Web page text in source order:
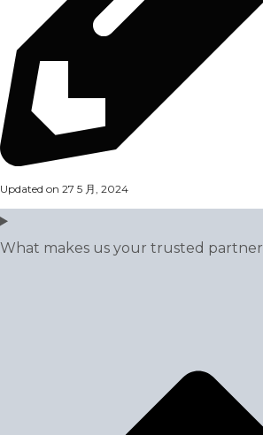
Updated on 27 5 月, 2024
What makes us your trusted partner